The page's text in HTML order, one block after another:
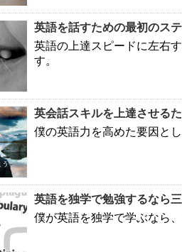
英語を話すための最初のス
英語の上達スピードに左右
す。
英会話スキルを上達させる
僕の英語力を高めた要因と
英語を独学で勉強するなら
僕が英語を独学で学ぶなら